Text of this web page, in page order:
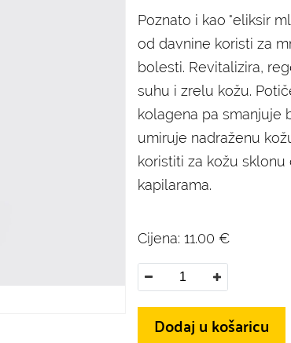
Poznato i kao "eliksir
od davnine koristi za
bolesti. Revitalizira,
suhu i zrelu kožu.
kolagena pa smanjuje
umiruje nadraženu
koristiti za kožu sklonu
kapilarama.
Cijena: 11.00 €
Dodaj u košaricu